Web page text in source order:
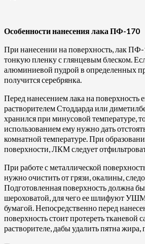
Особенности нанесения лака ПФ-170
При нанесении на поверхность, лак
тонкую пленку с глянцевым блеском.
алюминиевой пудрой в определенных
получится серебрянка.
Перед нанесением лака на поверхность
растворителем Стоддарда или
хранился при минусовой температуре,
использованием ему нужно дать
комнатной температуре. При
поверхности, ЛКМ следует
При работе с металлической
нужно очистить от грязи, окалины,
Подготовленная поверхность должна
шероховатой, для чего ее шлифуют
бумагой. Непосредственно перед
поверхность стоит протереть тканевой
растворителе, дабы удалить пятна жира,